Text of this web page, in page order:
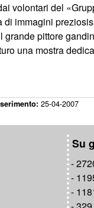
volontari del
immagini
pittore
una mostra
25-04-2007
Su
-
-
-